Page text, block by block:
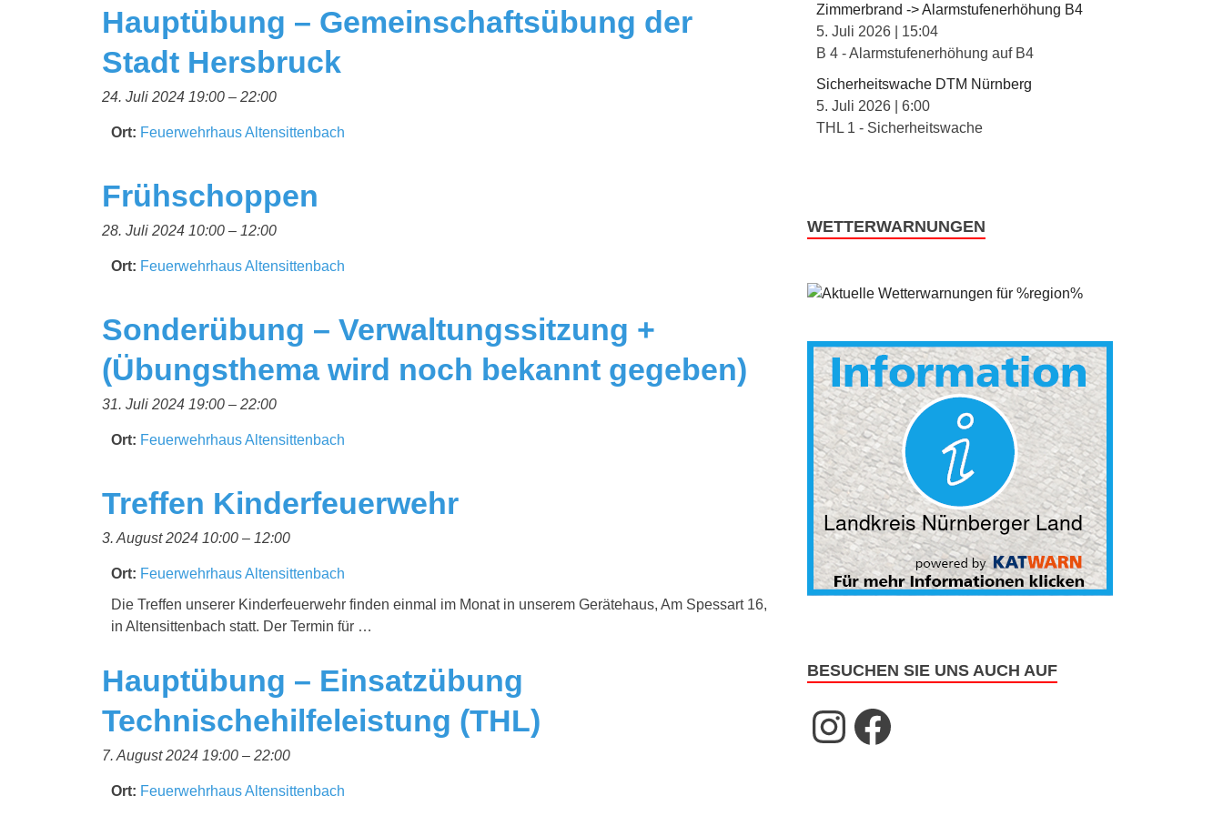
Hauptübung – Gemeinschaftsübung der
Stadt Hersbruck
24. Juli 2024 19:00 – 22:00
Ort: Feuerwehrhaus Altensittenbach
Frühschoppen
28. Juli 2024 10:00 – 12:00
Ort: Feuerwehrhaus Altensittenbach
Sonderübung – Verwaltungssitzung +
(Übungsthema wird noch bekannt gegeben)
31. Juli 2024 19:00 – 22:00
Ort: Feuerwehrhaus Altensittenbach
Treffen Kinderfeuerwehr
3. August 2024 10:00 – 12:00
Ort: Feuerwehrhaus Altensittenbach
Die Treffen unserer Kinderfeuerwehr finden einmal im Monat in unserem Gerätehaus, Am Spessart 16,
in Altensittenbach statt. Der Termin für …
Hauptübung – Einsatzübung
Technischehilfeleistung (THL)
7. August 2024 19:00 – 22:00
Ort: Feuerwehrhaus Altensittenbach
Zimmerbrand -> Alarmstufenerhöhung B4
5. Juli 2026
15:04
B 4 - Alarmstufenerhöhung auf B4
Sicherheitswache DTM Nürnberg
5. Juli 2026 |6:00
THL 1 - Sicherheitswache
WETTERWARNUNGEN
BESUCHEN SIE UNS AUCH AUF